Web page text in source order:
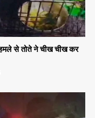
हमले से तोते ने चीख चीख कर